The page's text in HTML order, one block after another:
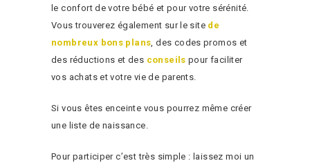
le confort de votre bébé et pour votre sérénité.
Vous trouverez également sur le site de
nombreux bons plans , des codes promos et
des réductions et des conseils pour faciliter
vos achats et votre vie de parents.
Si vous êtes enceinte vous pourrez même créer
une liste de naissance.
Pour participer c’est très simple : laissez moi un